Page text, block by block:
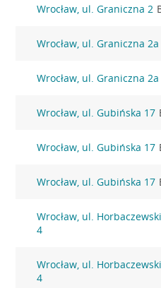
Wrocław, ul. Graniczna 2
Wrocław, ul. Graniczna 2a
Wrocław, ul. Graniczna 2a
Wrocław, ul. Gubińska 17
Wrocław, ul. Gubińska 17
Wrocław, ul. Gubińska 17
Wrocław, ul.
4
Wrocław, ul.
4